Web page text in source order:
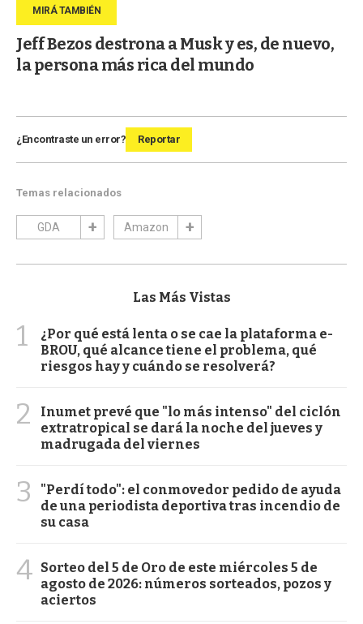
Jeff Bezos destrona a Musk y es, de nuevo,
la persona más rica del mundo
¿Encontraste un error? Reportar
Temas relacionados
GDA Amazon
Las Más Vistas
1
¿Por qué está lenta o se cae la plataforma e-
BROU, qué alcance tiene el problema, qué
riesgos hay y cuándo se resolverá?
2
Inumet prevé que "lo más intenso" del ciclón
extratropical se dará la noche del jueves y
madrugada del viernes
3
"Perdí todo": el conmovedor pedido de ayuda
de una periodista deportiva tras incendio de
su casa
4 Sorteo del 5 de Oro de este miércoles 5 de
agosto de 2026: números sorteados, pozos y
aciertos